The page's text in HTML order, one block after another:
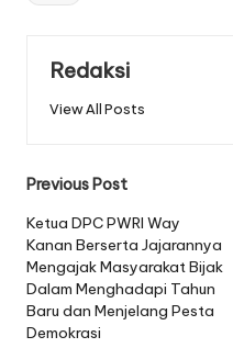
Redaksi
View All Posts
Post
navigation
Previous Post
Ketua DPC PWRI Way
Kanan Berserta Jajarannya
Mengajak Masyarakat Bijak
Dalam Menghadapi Tahun
Baru dan Menjelang Pesta
Demokrasi